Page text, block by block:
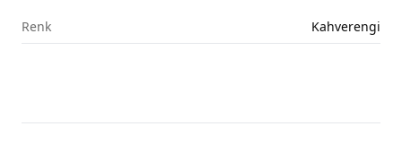
Renk Kahverengi